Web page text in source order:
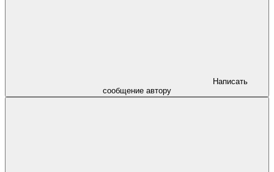
сообщение автору